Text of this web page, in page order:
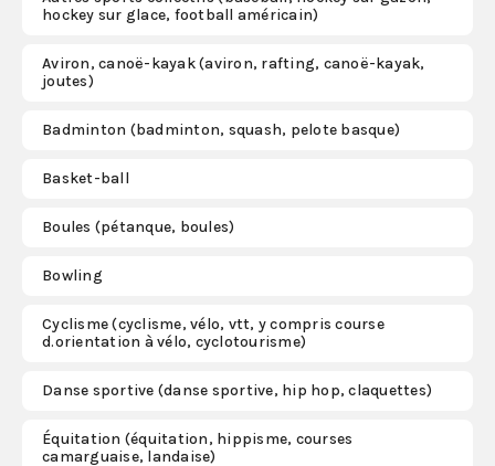
hockey sur glace, football américain)
Aviron, canoë-kayak (aviron, rafting, canoë-kayak,
joutes)
Badminton (badminton, squash, pelote basque)
Basket-ball
Boules (pétanque, boules)
Bowling
Cyclisme (cyclisme, vélo, vtt, y compris course
d.orientation à vélo, cyclotourisme)
Danse sportive (danse sportive, hip hop, claquettes)
Équitation (équitation, hippisme, courses
camarguaise, landaise)